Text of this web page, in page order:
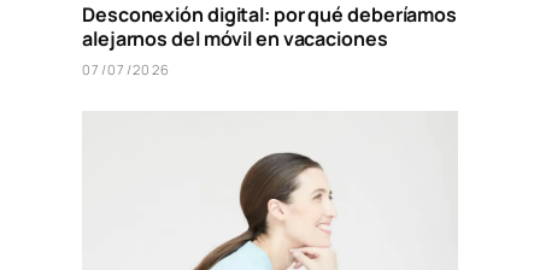
Desconexión digital: por qué deberíamos
alejarnos del móvil en vacaciones
07/07/2026